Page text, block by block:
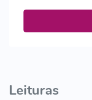
Leituras